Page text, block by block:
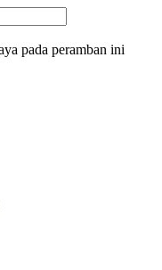
pada peramban ini